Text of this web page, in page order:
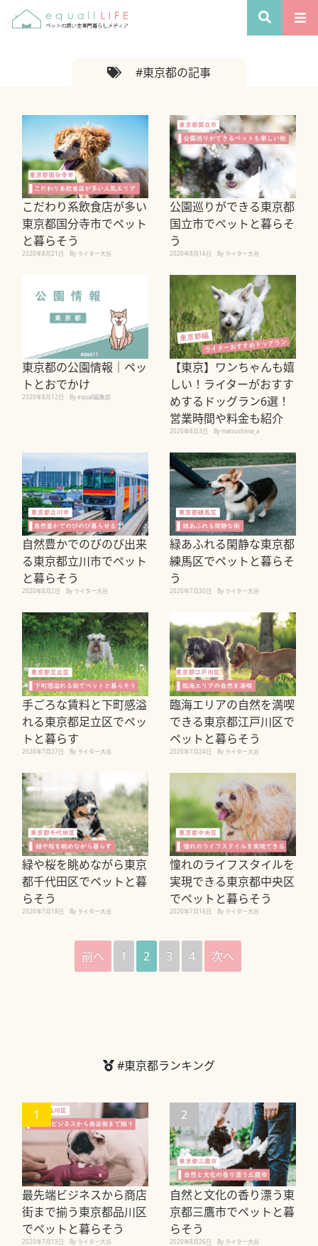
#東京都の記事
こだわり系飲食店が多い
東京都国分寺市でペット
と暮らそう
2020年8月21日 By ライター大谷
公園巡りができる東京都
国立市でペットと暮らそ
う
2020年8月16日 By ライター大谷
東京都の公園情報｜ペッ
トとおでかけ
2020年8月12日 By equall編集部
【東京】ワンちゃんも嬉
しい！ライターがおすす
めするドッグラン6選！
営業時間や料金も紹介
2020年8月3日 By matsushima_a
自然豊かでのびのび出来
る東京都立川市でペット
と暮らそう
2020年8月2日 By ライター大谷
緑あふれる閑静な東京都
練馬区でペットと暮らそ
う
2020年7月30日 By ライター大谷
手ごろな賃料と下町感溢
れる東京都足立区でペッ
トと暮らす
2020年7月27日 By ライター大谷
臨海エリアの自然を満喫
できる東京都江戸川区で
ペットと暮らそう
2020年7月24日 By ライター大谷
緑や桜を眺めながら東京
都千代田区でペットと暮
らそう
2020年7月18日 By ライター大谷
憧れのライフスタイルを
実現できる東京都中央区
でペットと暮らそう
2020年7月16日 By ライター大谷
前へ 1 2 3 4 次へ
#東京都ランキング
1
最先端ビジネスから商店
街まで揃う東京都品川区
でペットと暮らそう
2020年7月13日 By ライター大谷
2
自然と文化の香り漂う東
京都三鷹市でペットと暮
らそう
2020年8月26日 By ライター大谷